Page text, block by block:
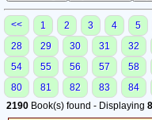
<< 1 2 3 4 5
28
29 30 31 32
54
55 56 57 58
80
81 82 83 84
2190 Book(s) found - Displaying